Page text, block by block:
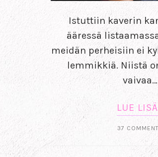
Istuttiin kaverin
ääressä
meidän perheisiin ei
lemmikkiä. Niistä
vaivaa…
LUE
37